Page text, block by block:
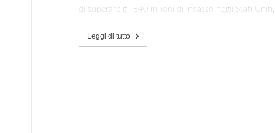
di superare gli 840 milioni di incasso negli Stati
Leggi di tutto